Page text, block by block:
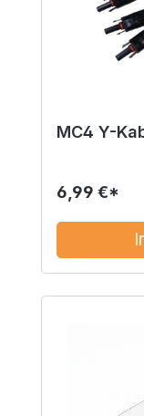
MC4 Y-
6,99 €*